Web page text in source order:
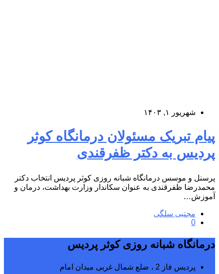
شهریور ۱, ۱۴۰۳
پیام تبریک مسئولان درمانگاه کوثر
پردیس به دکتر ظفرقندی
پرسنل و موسس درمانگاه شبانه روزی کوثر پردیس انتخاب دکتر
محمدرضا ظفرقندی به عنوان سکاندار وزارت بهداشت، درمان و
آموزش…
مجتبی سلگی
0
درمانگاه شبانه روزی کوثر پردیس
پردیس فاز 2 ، ضلع شمال غربی میدان امام